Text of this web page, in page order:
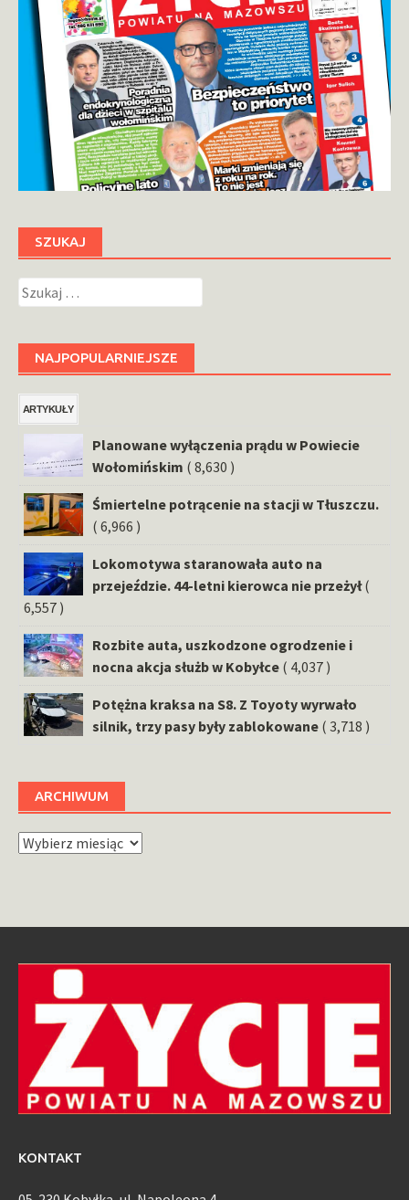
SZUKAJ
Szukaj:
NAJPOPULARNIEJSZE
ARTYKUŁY
Planowane wyłączenia prądu w Powiecie
Wołomińskim ( 8,630 )
Śmiertelne potrącenie na stacji w Tłuszczu.
( 6,966 )
Lokomotywa staranowała auto na
przejeździe. 44-letni kierowca nie przeżył (
6,557 )
Rozbite auta, uszkodzone ogrodzenie i
nocna akcja służb w Kobyłce ( 4,037 )
Potężna kraksa na S8. Z Toyoty wyrwało
silnik, trzy pasy były zablokowane ( 3,718 )
ARCHIWUM
Archiwum
KONTAKT